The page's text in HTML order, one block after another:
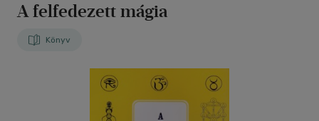
A felfedezett mágia
Könyv